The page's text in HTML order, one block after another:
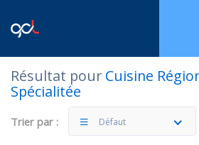
Filtres
Résultat pour Cuisine
Spécialitée
Trier par : Défaut